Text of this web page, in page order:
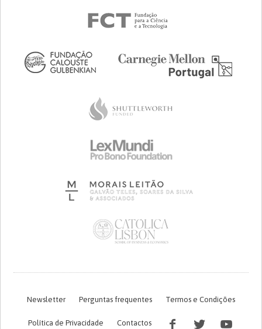
Newsletter Perguntas frequentes Termos e Condições
Política de Privacidade Contactos